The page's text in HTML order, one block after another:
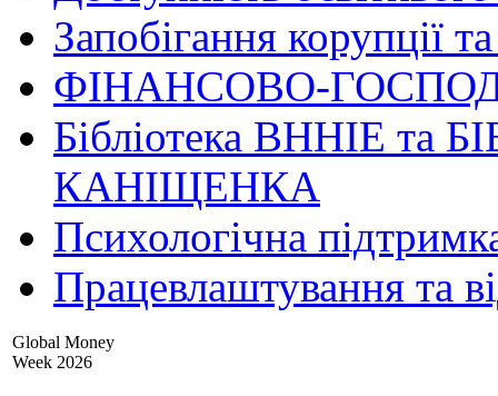
Запобігання корупції
ФІНАНСОВО-
Бібліотека ВННІЕ та
КАНІЩЕНКА
Психологічна
Працевлаштування та
Global Money
Week 2026